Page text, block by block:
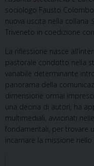
sociologo Fausto
nuova uscita nella collana
Triveneto in coedizione
La riflessione nasce
pastorale condotto nella
variabile determinante
panorama della
dimensione ormai
una decina di autori, ha
multimediali, avvicinati
fondamentali, per trovare
incarnare la missione